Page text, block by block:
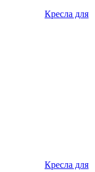
Кресла для
Кресла для